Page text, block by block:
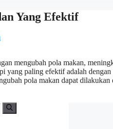
Yang Efektif
mengubah pola makan,
yang paling efektif adalah
pola makan dapat